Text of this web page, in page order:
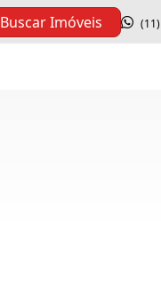
Buscar Imóveis (11)